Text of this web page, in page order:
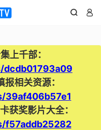
 
上千部：
dcdb01793a09
相关资源：
39af406b57e1
奖影片大全：
f57addb25282